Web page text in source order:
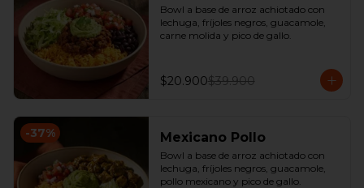
Bowl a base de arroz achiotado con
lechuga, fríjoles negros, guacamole,
carne molida y pico de gallo.
$20.900$39.900
-37% Mexicano Pollo
Bowl a base de arroz achiotado con
lechuga, fríjoles negros, guacamole,
pollo mexicano y pico de gallo.